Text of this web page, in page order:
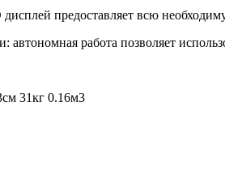
предоставляет всю
автономная работа позволяет
31кг 0.16м3